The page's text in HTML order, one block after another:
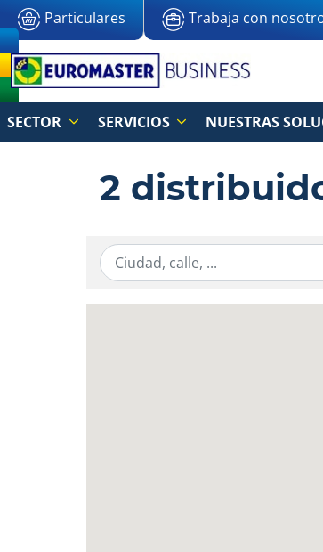
Particulares Trabaja con
SECTOR SERVICIOS NUESTRAS
2
Ingresar la información de